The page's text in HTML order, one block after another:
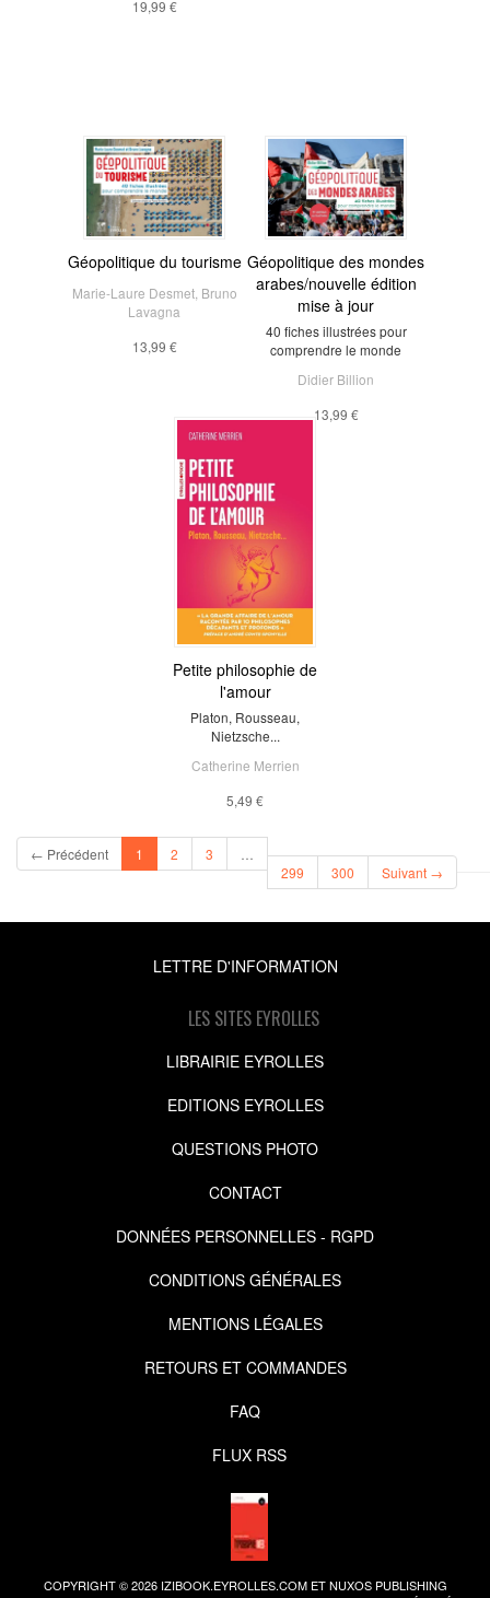
19,99 €
Géopolitique du tourisme
Marie-Laure Desmet, Bruno
Lavagna
13,99 €
Géopolitique des mondes
arabes/nouvelle édition
mise à jour
40 fiches illustrées pour
comprendre le monde
Didier Billion
13,99 €
Petite philosophie de
l'amour
Platon, Rousseau,
Nietzsche...
Catherine Merrien
5,49 €
← Précédent 1 (current)
2 3
299
300 Suivant →
LETTRE D'INFORMATION
LES SITES EYROLLES
LIBRAIRIE EYROLLES
EDITIONS EYROLLES
QUESTIONS PHOTO
CONTACT
DONNÉES PERSONNELLES - RGPD
CONDITIONS GÉNÉRALES
MENTIONS LÉGALES
RETOURS ET COMMANDES
FAQ
FLUX RSS
COPYRIGHT © 2026 IZIBOOK.EYROLLES.COM ET NUXOS PUBLISHING